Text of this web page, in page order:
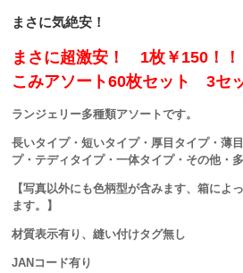
まさに気絶安！
まさに超激安！ 1枚￥150！
こみアソート60枚セット 3セ
ランジェリー多種類アソートです。
長いタイプ・短いタイプ・厚目タイプ・薄
プ・テディタイプ・一体タイプ・その他・
【写真以外にも色柄型が含みます、箱によ
ます。】
材質表示有り、縫い付けタグ無し
JANコード有り